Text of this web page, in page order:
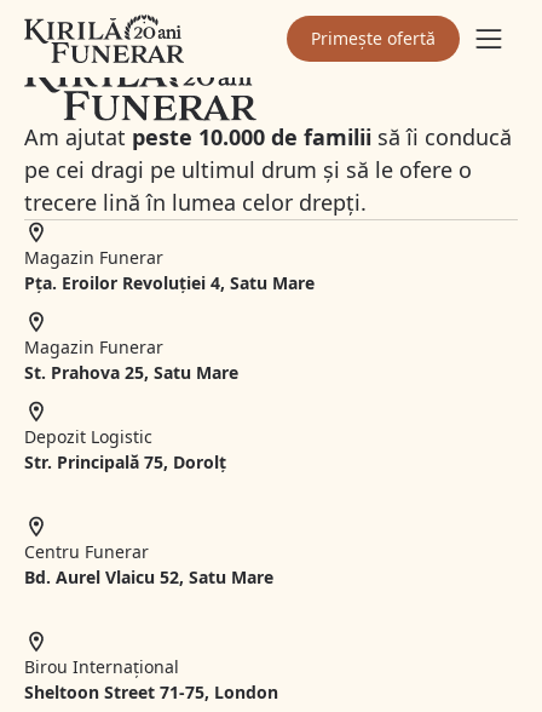
Primește ofertă
Am ajutat peste 10.000 de familii să îi conducă
pe cei dragi pe ultimul drum și să le ofere o
trecere lină în lumea celor drepți.
Magazin Funerar
Pța. Eroilor Revoluției 4, Satu Mare
Magazin Funerar
St. Prahova 25, Satu Mare
Depozit Logistic
Str. Principală 75, Dorolț
Centru Funerar
Bd. Aurel Vlaicu 52, Satu Mare
Birou Internațional
Sheltoon Street 71-75, London